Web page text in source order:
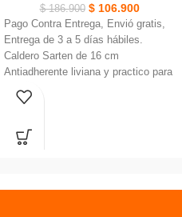
$186.900 $106.900
Pago Contra Entrega, Envió gratis,
Entrega de 3 a 5 días hábiles.
Caldero Sarten de 16 cm
Antiadherente liviana y practico para
Cocina
Mangos en Baquelita para mayor
Revestimiento exterior texturizado,